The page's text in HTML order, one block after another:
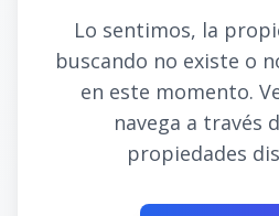
Lo sentimos, la
buscando no existe o
en este momento.
navega a través
propiedades